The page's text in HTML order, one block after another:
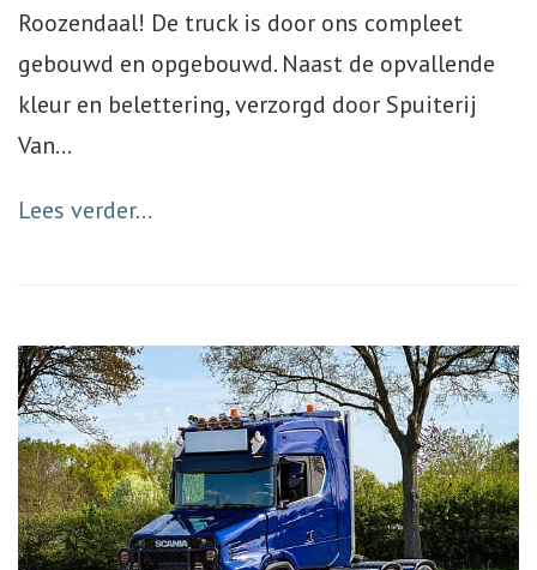
Roozendaal! De truck is door ons compleet
gebouwd en opgebouwd. Naast de opvallende
kleur en belettering, verzorgd door Spuiterij
Van…
Lees verder...